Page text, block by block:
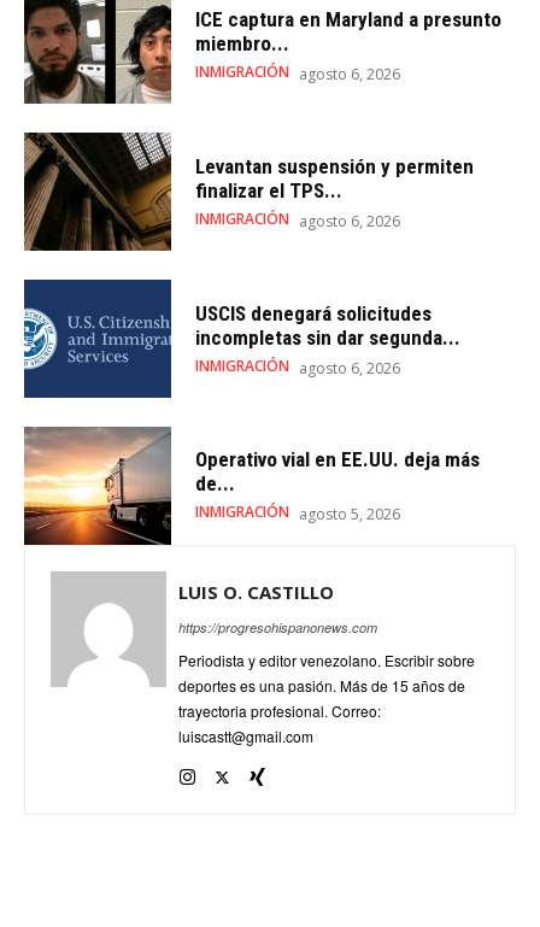
ICE captura en Maryland a presunto
miembro...
INMIGRACIÓN agosto 6, 2026
Levantan suspensión y permiten
finalizar el TPS...
INMIGRACIÓN agosto 6, 2026
USCIS denegará solicitudes
incompletas sin dar segunda...
INMIGRACIÓN agosto 6, 2026
Operativo vial en EE.UU. deja más
de...
INMIGRACIÓN agosto 5, 2026
LUIS O. CASTILLO
https://progresohispanonews.com
Periodista y editor venezolano. Escribir sobre
deportes es una pasión. Más de 15 años de
trayectoria profesional. Correo:
luiscastt@gmail.com